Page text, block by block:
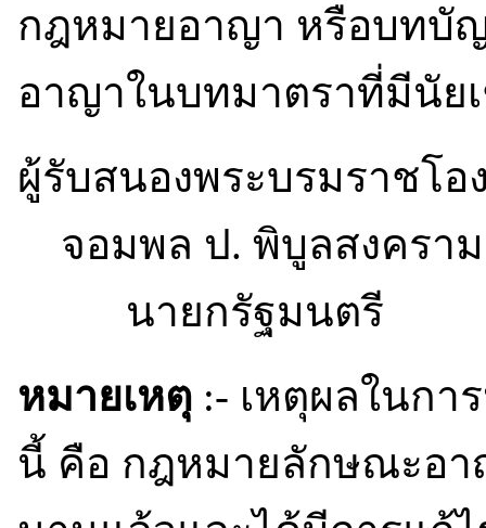
กฎหมายอาญา หรือบทบั
อาญาในบทมาตราที่มีนัย
ผู้รับสนองพระบรมราชโอ
จอมพล ป. พิบูลสงคราม
นายกรัฐมนตรี
หมายเหตุ :- เหตุผลในก
นี้ คือ กฎหมายลักษณะอา